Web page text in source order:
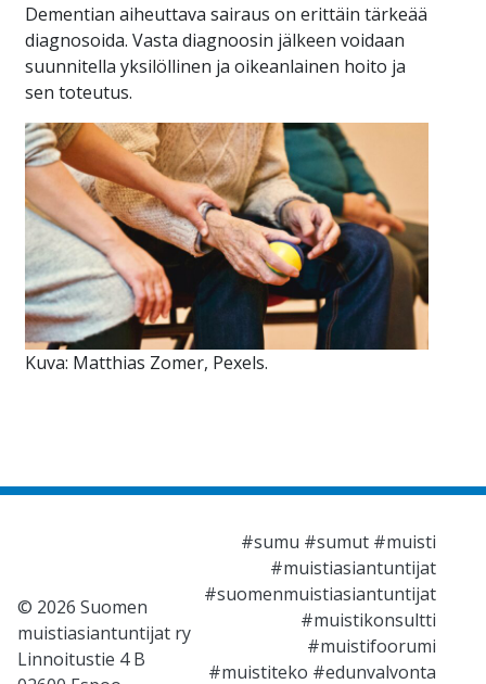
Dementian aiheuttava sairaus on erittäin tärkeää
diagnosoida. Vasta diagnoosin jälkeen voidaan
suunnitella yksilöllinen ja oikeanlainen hoito ja
sen toteutus.
Kuva: Matthias Zomer, Pexels.
© 2026 Suomen
muistiasiantuntijat ry
Linnoitustie 4 B
#sumu #sumut #muisti
#muistiasiantuntijat
#suomenmuistiasiantuntijat
#muistikonsultti
#muistifoorumi
#muistiteko #edunvalvonta